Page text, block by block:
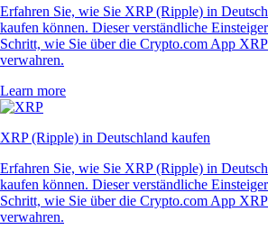
Erfahren Sie, wie Sie XRP (Ripple) in
kaufen können. Dieser verständliche
Schritt, wie Sie über die Crypto.com App
verwahren.
Learn more
XRP (Ripple) in Deutschland kaufen
Erfahren Sie, wie Sie XRP (Ripple) in
kaufen können. Dieser verständliche
Schritt, wie Sie über die Crypto.com App
verwahren.